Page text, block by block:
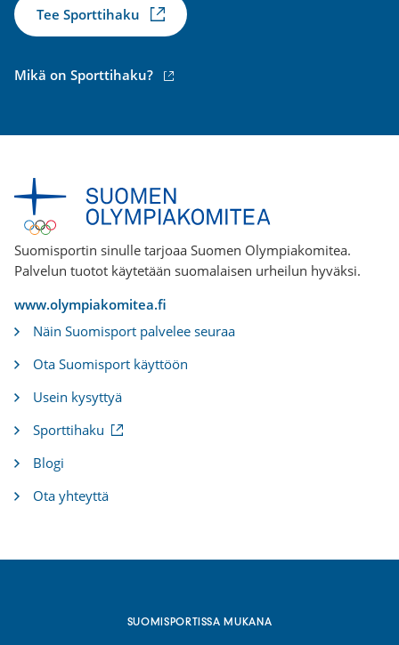
Tee Sporttihaku
Mikä on Sporttihaku? (ulkoinen
Suomisportin sinulle tarjoaa Suomen Olympiakomitea.
Palvelun tuotot käytetään suomalaisen urheilun hyväksi.
www.olympiakomitea.fi
Näin Suomisport palvelee seuraa
Ota Suomisport käyttöön
Usein kysyttyä
Sporttihaku(
o
i
Blogi
Ota yhteyttä
SUOMISPORTISSA MUKANA